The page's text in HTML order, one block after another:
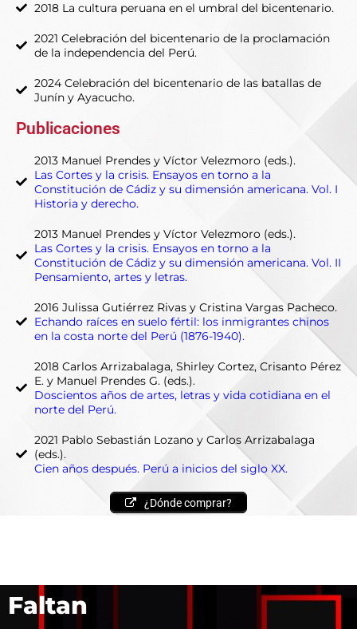
2018 La cultura peruana en el umbral del bicentenario.
2021 Celebración del bicentenario de la proclamación
de la independencia del Perú.
2024 Celebración del bicentenario de las batallas de
Junín y Ayacucho.
Publicaciones
2013 Manuel Prendes y Víctor Velezmoro (eds.).
Las Cortes y la crisis. Ensayos en torno a la
Constitución de Cádiz y su dimensión americana. Vol. I
Historia y derecho.
2013 Manuel Prendes y Víctor Velezmoro (eds.).
Las Cortes y la crisis. Ensayos en torno a la
Constitución de Cádiz y su dimensión americana. Vol. II
Pensamiento, artes y letras.
2016 Julissa Gutiérrez Rivas y Cristina Vargas Pacheco.
Echando raíces en suelo fértil: los inmigrantes chinos
en la costa norte del Perú (1876-1940).
2018 Carlos Arrizabalaga, Shirley Cortez, Crisanto Pérez
E. y Manuel Prendes G. (eds.).
Doscientos años de artes, letras y vida cotidiana en el
norte del Perú.
2021 Pablo Sebastián Lozano y Carlos Arrizabalaga
(eds.).
Cien años después. Perú a inicios del siglo XX.
¿Dónde comprar?
Faltan